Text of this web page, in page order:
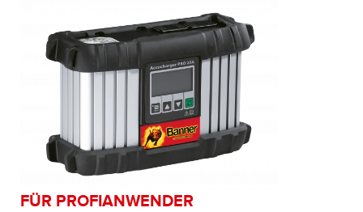
FÜR PROFIANWENDER